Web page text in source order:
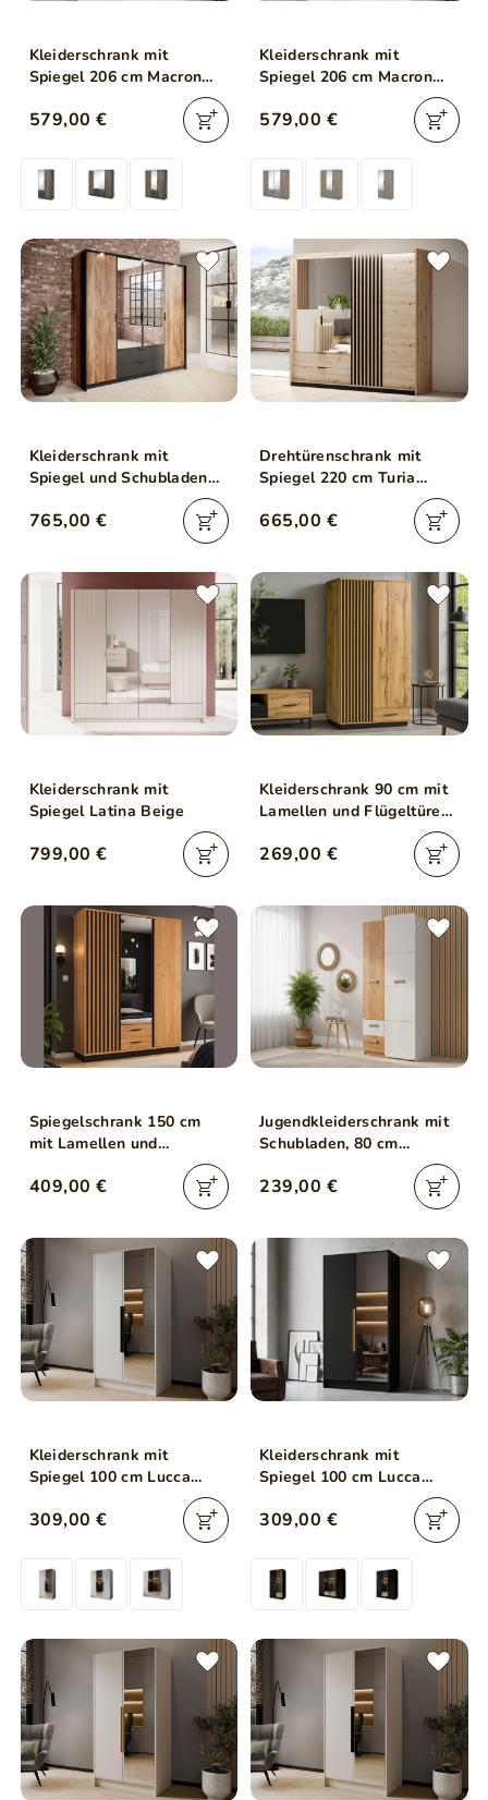
Kleiderschrank mit
Spiegel 206 cm Macron
Graphit, Artisan Eiche
579,00 €
Kleiderschrank mit
Spiegel 206 cm Macron
579,00 €
Kleiderschrank mit
Spiegel und Schubladen
Schwarz
765,00 €
Drehtürenschrank mit
Spiegel 220 cm Turia
Artisan Eiche, Anthrazit
665,00 €
Kleiderschrank mit
Spiegel Latina Beige
799,00 €
Kleiderschrank 90 cm mit
Lamellen und Flügeltüren
Lavore Wotan Eiche,
269,00 €
Spiegelschrank 150 cm
mit Lamellen und
Schlafzimmer Lavore
Wotan Eiche, Schwarz
409,00 €
Jugendkleiderschrank mit
Schubladen, 80 cm
Öffnung Lindo Weiß, Nash
Eiche
239,00 €
Kleiderschrank mit
Spiegel 100 cm Lucca
Griffen
309,00 €
Kleiderschrank mit
Spiegel 100 cm Lucca
Schwarz mit goldenen
Griffen
309,00 €